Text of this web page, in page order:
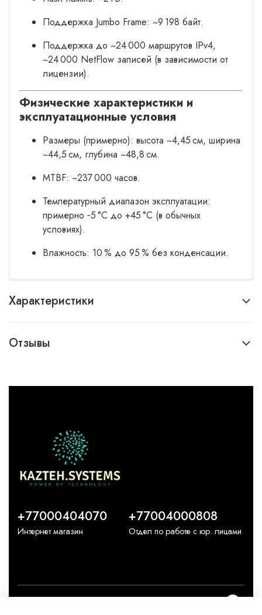
Поддержка Jumbo Frame: ~9 198 байт.
Поддержка до ~24 000 маршрутов IPv4,
~24 000 NetFlow записей (в зависимости от
лицензии).
Физические характеристики и
эксплуатационные условия
Размеры (примерно): высота ~4,45 см, ширина
~44,5 см, глубина ~48,8 см.
MTBF: ~237 000 часов.
Температурный диапазон эксплуатации:
примерно ‑5 °C до +45 °C (в обычных
условиях).
Влажность: 10 % до 95 % без конденсации.
Характеристики
Отзывы
+77000404070
Интернет магазин
+77004000808
Отдел по работе с юр. лицами